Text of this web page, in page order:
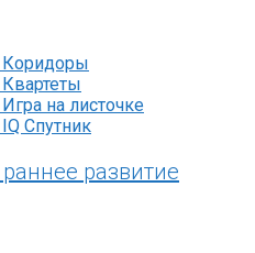
на листочке
Спутник
развитие